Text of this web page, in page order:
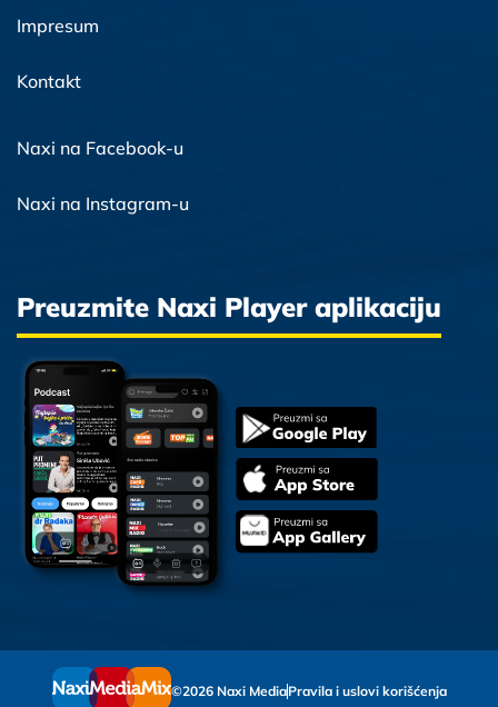
Impresum
Kontakt
Naxi na Facebook-u
Naxi na Instagram-u
Preuzmite Naxi Player aplikaciju
©2026 Naxi MediaPravila i uslovi korišćenja